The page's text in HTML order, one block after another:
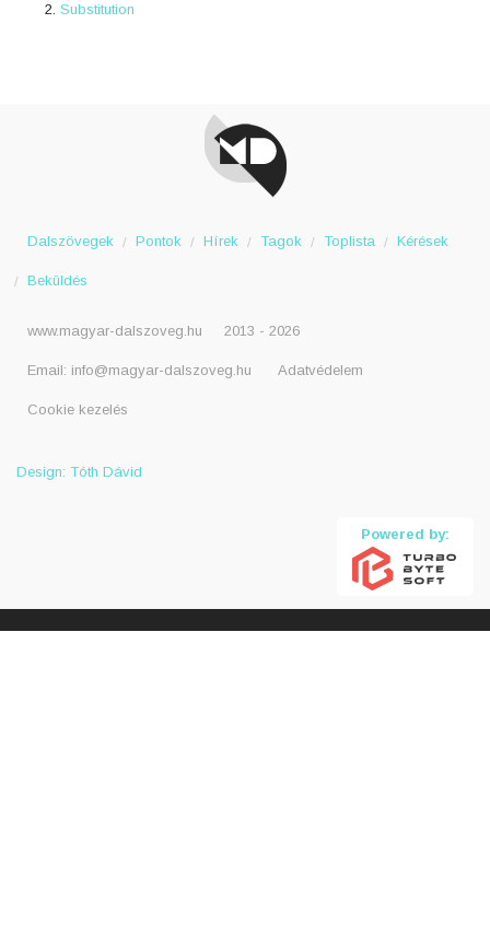
Substitution
Dalszövegek Pontok Hírek Tagok Toplista Kérések
Beküldés
www.magyar-dalszoveg.hu 2013 - 2026
Email: info@magyar-dalszoveg.hu Adatvédelem
Cookie kezelés
Design: Tóth Dávid
Powered by: